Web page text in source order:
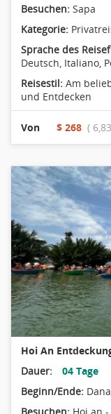
Besuchen: Sapa
Kategorie:
Sprache des
Deutsch, Italiano,
Reisestil: Am
und Entdecken
Von $ 268 (
Hoi An
Dauer:
04 Tage
Beginn/Ende:
Besuchen: Hoi an